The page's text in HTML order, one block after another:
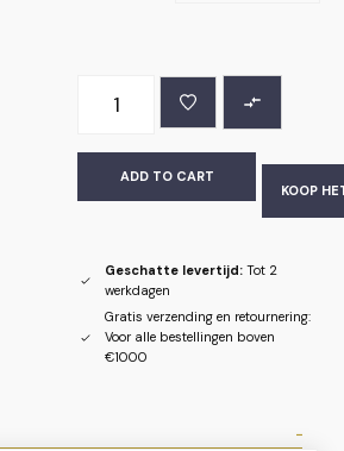
ADD TO CART
KOOP
Geschatte levertijd:Tot 2
werkdagen
Gratis verzending en retournering:
Voor alle bestellingen boven
€1000